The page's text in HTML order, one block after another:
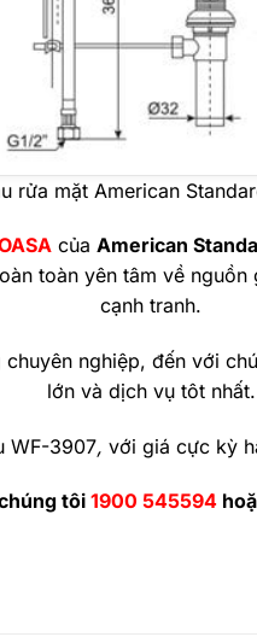
rửa mặt American
của American
toàn yên tâm về
cạnh tranh.
nghiệp, đến với
lớn và dịch vụ tôt nhất.
WF-3907, với giá cực kỳ
tôi 1900 545594